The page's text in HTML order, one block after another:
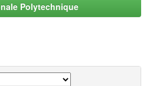
Polytechnique